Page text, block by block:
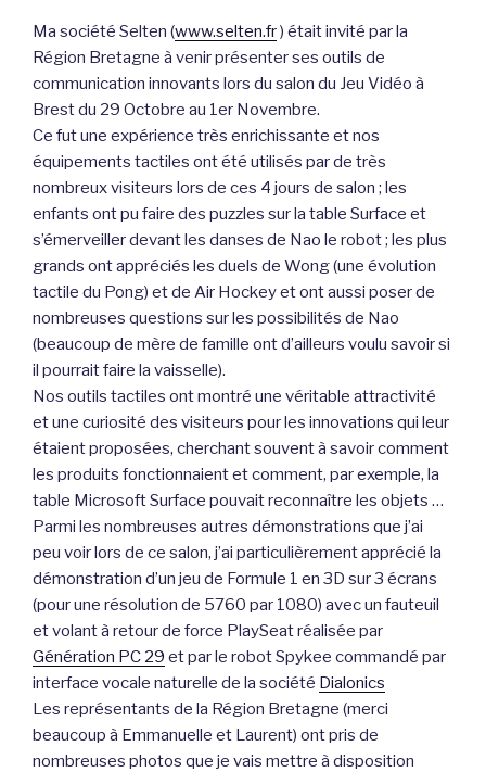
Ma société Selten (www.selten.fr) était invité par la
Région Bretagne à venir présenter ses outils de
communication innovants lors du salon du Jeu Vidéo à
Brest du 29 Octobre au 1er Novembre.
Ce fut une expérience très enrichissante et nos
équipements tactiles ont été utilisés par de très
nombreux visiteurs lors de ces 4 jours de salon ; les
enfants ont pu faire des puzzles sur la table Surface et
s’émerveiller devant les danses de Nao le robot ; les plus
grands ont appréciés les duels de Wong (une évolution
tactile du Pong) et de Air Hockey et ont aussi poser de
nombreuses questions sur les possibilités de Nao
(beaucoup de mère de famille ont d’ailleurs voulu savoir si
il pourrait faire la vaisselle).
Nos outils tactiles ont montré une véritable attractivité
et une curiosité des visiteurs pour les innovations qui leur
étaient proposées, cherchant souvent à savoir comment
les produits fonctionnaient et comment, par exemple, la
table Microsoft Surface pouvait reconnaître les objets …
Parmi les nombreuses autres démonstrations que j’ai
peu voir lors de ce salon, j’ai particulièrement apprécié la
démonstration d’un jeu de Formule 1 en 3D sur 3 écrans
(pour une résolution de 5760 par 1080) avec un fauteuil
et volant à retour de force PlaySeat réalisée par
Génération PC 29 et par le robot Spykee commandé par
interface vocale naturelle de la société Dialonics
Les représentants de la Région Bretagne (merci
beaucoup à Emmanuelle et Laurent) ont pris de
nombreuses photos que je vais mettre à disposition